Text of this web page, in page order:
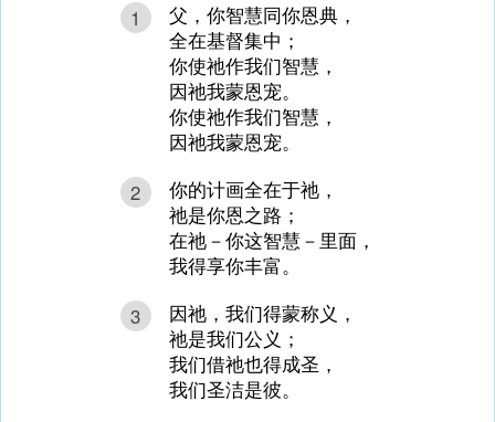
1
父，你智慧同你恩典，
全在基督集中；
你使祂作我们智慧，
因祂我蒙恩宠。
你使祂作我们智慧，
因祂我蒙恩宠。
2
你的计画全在于祂，
祂是你恩之路；
在祂－你这智慧－里面，
我得享你丰富。
3
因祂，我们得蒙称义，
祂是我们公义；
我们借祂也得成圣，
我们圣洁是彼。